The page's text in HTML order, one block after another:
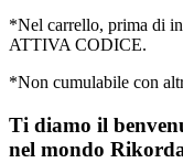
*Nel carrello, prima di
ATTIVA CODICE.
*Non cumulabile con
Ti diamo il
nel mondo